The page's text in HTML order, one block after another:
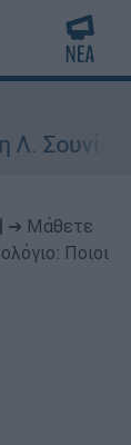
Σουνίου:
➔ Μάθετε
Ποιοι